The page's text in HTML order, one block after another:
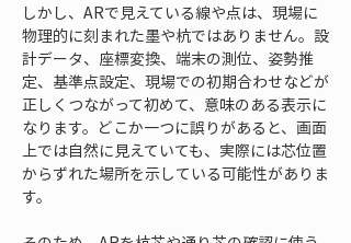
しかし、ARで見えている線や点は、現場に
物理的に刻まれた墨や杭ではありません。設
計データ、座標変換、端末の測位、姿勢推
定、基準点設定、現場での初期合わせなどが
正しくつながって初めて、意味のある表示に
なります。どこか一つに誤りがあると、画面
上では自然に見えていても、実際には芯位置
からずれた場所を示している可能性がありま
す。